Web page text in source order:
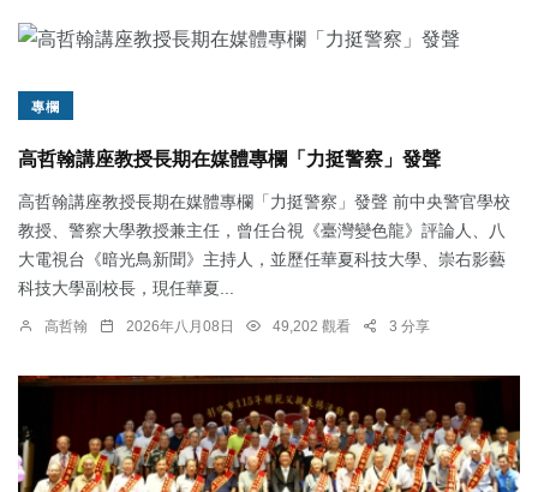
專欄
高哲翰講座教授長期在媒體專欄「力挺警察」發聲
高哲翰講座教授長期在媒體專欄「力挺警察」發聲 前中央警官學校
教授、警察大學教授兼主任，曾任台視《臺灣變色龍》評論人、八
大電視台《暗光鳥新聞》主持人，並歷任華夏科技大學、崇右影藝
科技大學副校長，現任華夏...
高哲翰 2026年八月08日 49,202 觀看 3 分享